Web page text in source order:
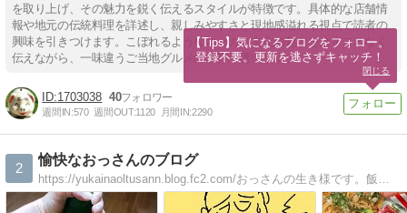
を取り上げ、その魅力を鋭く伝えるスタイルが特徴です。具体的な店舗情
報や地元の伝統料理を詳述し、親しみやすさと現地感溢れる視点で読者の
興味を引きつけます。こぼれるようなローカル文化の魅力を余すことなく
伝えながら、一味違うご当地グルメの世界へ誘います。
1703038 40
週間IN:570 週間OUT:1120 月間IN:2290
2
愉快なおっさんのブログ
https://yukainaoltusann.blog.fc2.com/おっさんの生き様です。飯、酒、自転車、日々の出来事が満載のブログよん（＾＾）
【Tips】気になるブログをフォロー。
登録不要。更新を逃さずキャッチ！
閉じる